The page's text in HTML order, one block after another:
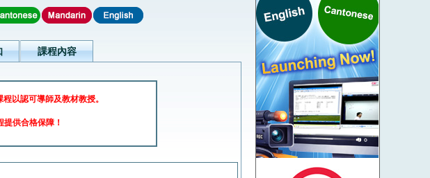
課程內容
以認可導師及教材教授。
提供合格保障！